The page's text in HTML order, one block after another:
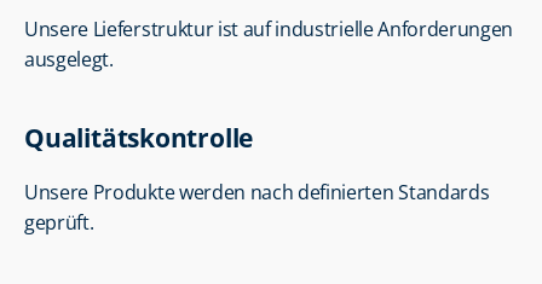
Unsere Lieferstruktur ist auf industrielle Anforderungen
ausgelegt.
Qualitätskontrolle
Unsere Produkte werden nach definierten Standards
geprüft.